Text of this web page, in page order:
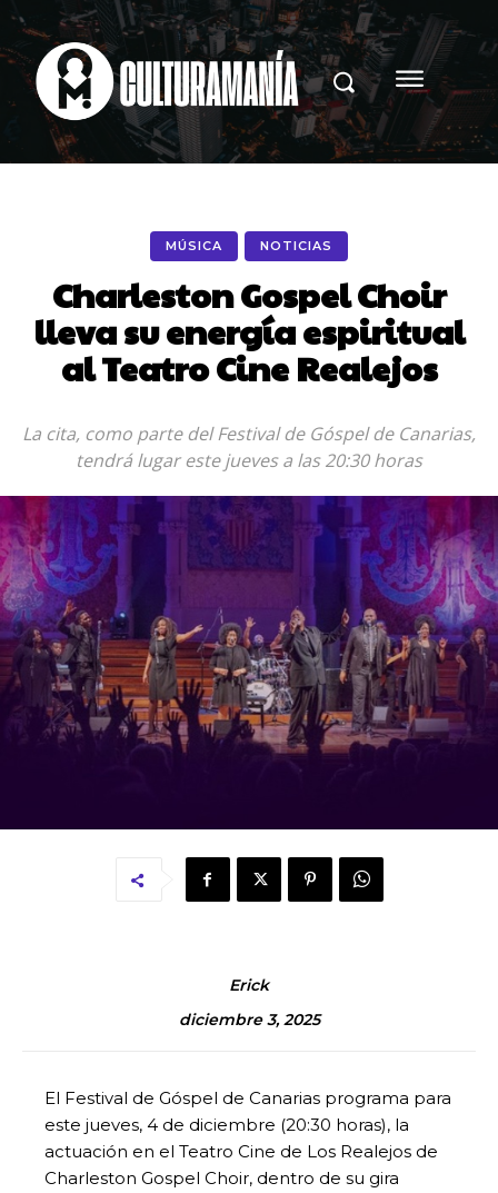
MÚSICA NOTICIAS
Charleston Gospel Choir
lleva su energía espiritual
al Teatro Cine Realejos
La cita, como parte del Festival de Góspel de Canarias,
tendrá lugar este jueves a las 20:30 horas
Erick
diciembre 3, 2025
El Festival de Góspel de Canarias programa para
este jueves, 4 de diciembre (20:30 horas), la
actuación en el Teatro Cine de Los Realejos de
Charleston Gospel Choir, dentro de su gira